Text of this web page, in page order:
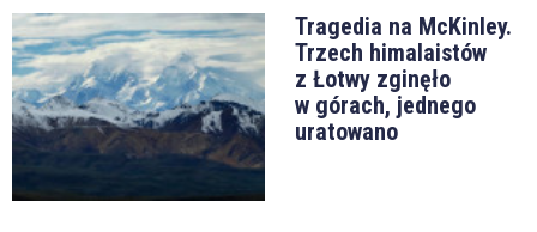
Tragedia na McKinley.
Trzech himalaistów
z Łotwy zginęło
w górach, jednego
uratowano